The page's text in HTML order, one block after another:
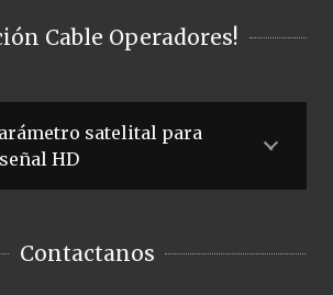
Cable Operadores!
satelital para
HD
Contactanos